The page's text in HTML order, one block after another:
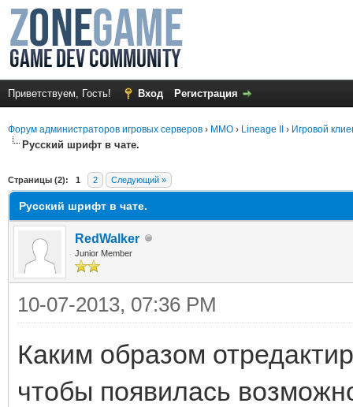
Приветствуем, Гость! Вход Регистрация
Форум администраторов игровых серверов › MMO › Lineage II › Игровой
Русский шрифт в чате.
Страницы (2): 1 2 Следующий »
Русский шрифт в чате.
RedWalker
Junior Member
10-07-2013, 07:36 PM
Каким образом
чтобы появилась